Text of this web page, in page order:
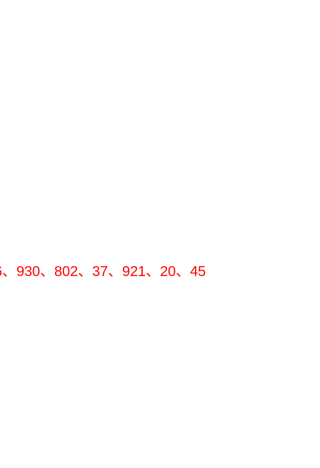
930、802、37、921、20、45